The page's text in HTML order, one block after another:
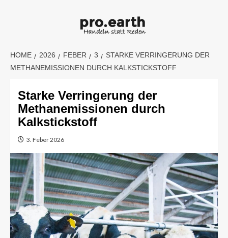
HOME 2026 FEBER 3
STARKE VERRINGERUNG DER
METHANEMISSIONEN DURCH KALKSTICKSTOFF
Starke Verringerung der
Methanemissionen durch
Kalkstickstoff
3. Feber 2026